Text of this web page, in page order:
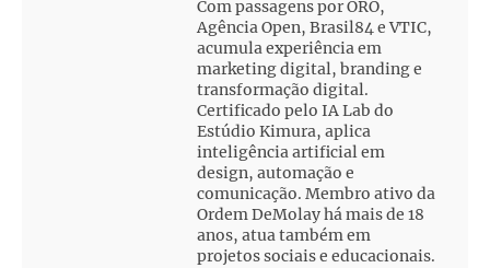
Com passagens por ORO,
Agência Open, Brasil84 e VTIC,
acumula experiência em
marketing digital, branding e
transformação digital.
Certificado pelo IA Lab do
Estúdio Kimura, aplica
inteligência artificial em
design, automação e
comunicação. Membro ativo da
Ordem DeMolay há mais de 18
anos, atua também em
projetos sociais e educacionais.